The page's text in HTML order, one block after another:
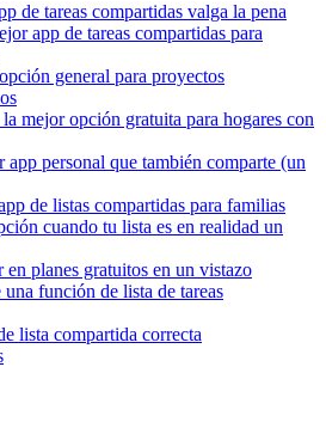
de tareas compartidas valga la pena
app de tareas compartidas para
general para proyectos
mejor opción gratuita para hogares con
personal que también comparte (un
de listas compartidas para familias
cuando tu lista es en realidad un
planes gratuitos en un vistazo
función de lista de tareas
lista compartida correcta